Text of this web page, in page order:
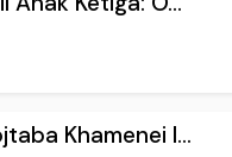
Khamenei I...